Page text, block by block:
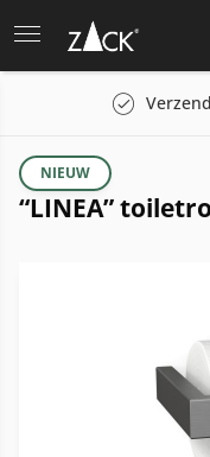
“LINEA”
NIEUW